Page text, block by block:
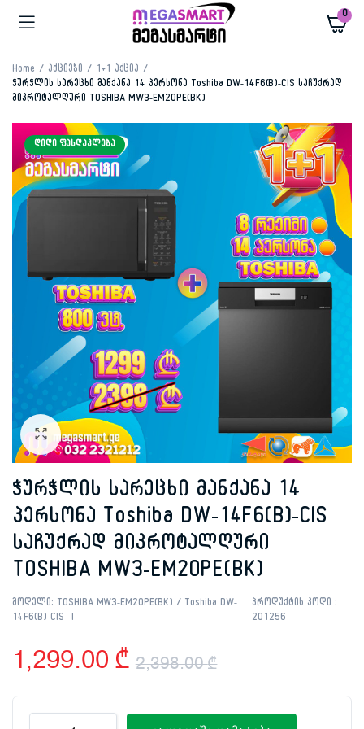
0
Home აქციები
1+1 აქცია
ჭურჭლის სარეცხი მანქანა 14 პერსონა Toshiba DW-14F6(B)-CIS საჩუქრად
მიკროტალღური TOSHIBA MW3-EM20PE(BK)
ᲓᲘᲓᲘ ᲤᲐᲡᲓᲐᲙᲚᲔᲑᲐ
ჭურჭლის სარეცხი მანქანა 14
პერსონა Toshiba DW-14F6(B)-CIS
საჩუქრად მიკროტალღური
TOSHIBA MW3-EM20PE(BK)
მოდელი: TOSHIBA MW3-EM20PE(BK) / Toshiba DW-
14F6(B)-CIS
პროდუქტის კოდი :
201256
2,398.00₾
Original
1,299.00 ₾
Current